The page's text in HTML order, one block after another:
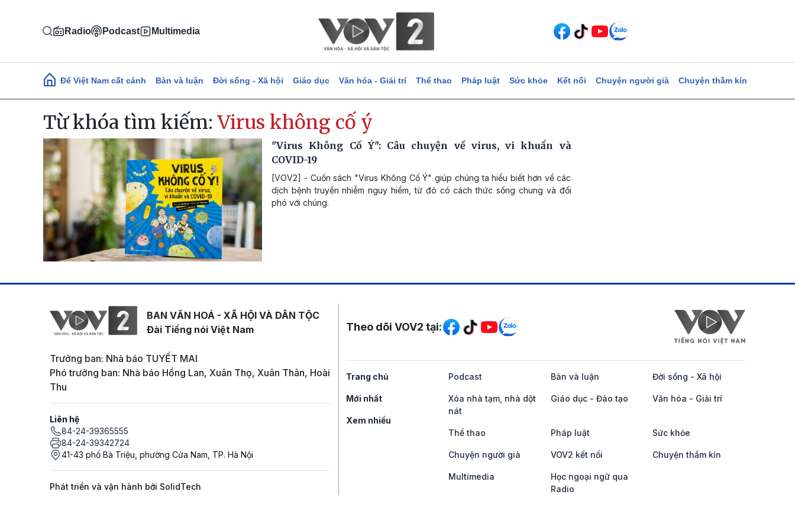
Radio Podcast Multimedia
Main navigation
Để Việt Nam cất cánh Bàn và luận Đời sống - Xã hội Giáo dục Văn hóa - Giải trí Thể thao Pháp luật Sức khỏe Kết nối Chuyện người già Chuyện thầm kín
Từ khóa tìm kiếm:Virus không cố ý
"Virus Không Cố Ý": Câu chuyện về virus, vi khuẩn và
COVID-19
[VOV2] - Cuốn sách "Virus Không Cố Ý" giúp chúng ta hiểu biết hơn về các
dịch bệnh truyền nhiễm nguy hiểm, từ đó có cách thức sống chung và đối
phó với chúng.
BAN VĂN HOÁ - XÃ HỘI VÀ DÂN TỘC
Đài Tiếng nói Việt Nam
Trưởng ban: Nhà báo TUYẾT MAI
Phó trưởng ban: Nhà báo Hồng Lan, Xuân Thọ, Xuân Thân, Hoài
Thu
Liên hệ
84-24-39365555
84-24-39342724
41-43 phố Bà Triệu, phường Cửa Nam, TP. Hà Nội
Phát triển và vận hành bởi SolidTech
Mạng xã hội
Theo dõi VOV2 tại:
Trang chủ
Mới nhất
Xem nhiều
Podcast Bàn và luận Đời sống - Xã hội
Xóa nhà tạm, nhà dột
nát
Giáo dục - Đào tạo Văn hóa - Giải trí
Thể thao Pháp luật Sức khỏe
Chuyện người già VOV2 kết nối Chuyện thầm kín
Multimedia
Học ngoại ngữ qua
Radio